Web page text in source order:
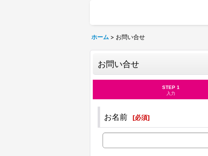
ホーム > お問い合せ
お問い合せ
STEP 1
入力
お名前 [必須]